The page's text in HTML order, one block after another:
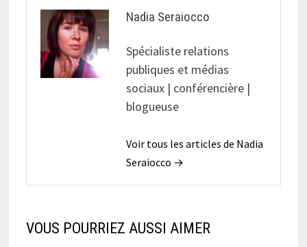
Nadia Seraiocco
Spécialiste relations
publiques et médias
sociaux | conférencière |
blogueuse
Voir tous les articles de Nadia
Seraiocco →
VOUS POURRIEZ AUSSI AIMER